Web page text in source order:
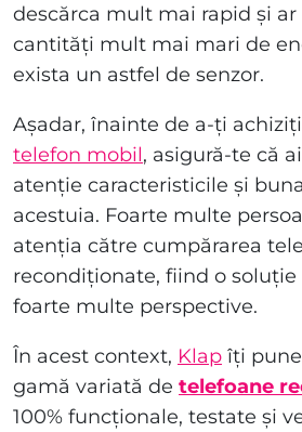
descărca mult mai rapid și ar
cantități mult mai mari de
exista un astfel de senzor.
Așadar, înainte de a-ți
telefon mobil, asigură-te că
atenție caracteristicile și
acestuia. Foarte multe
atenția către cumpărarea
recondiționate, fiind o
foarte multe perspective.
În acest context, Klap îți
gamă variată de telefoane
100% funcționale, testate și